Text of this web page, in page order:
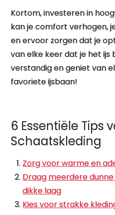
Kortom, investeren in
kan je comfort verhogen,
en ervoor zorgen dat je
van elke keer dat je het ijs
verstandig en geniet van
favoriete ijsbaan!
6 Essentiële Tips
Schaatskleding
Zorg voor warme en
Draag meerdere
dikke laag
Kies voor strakke